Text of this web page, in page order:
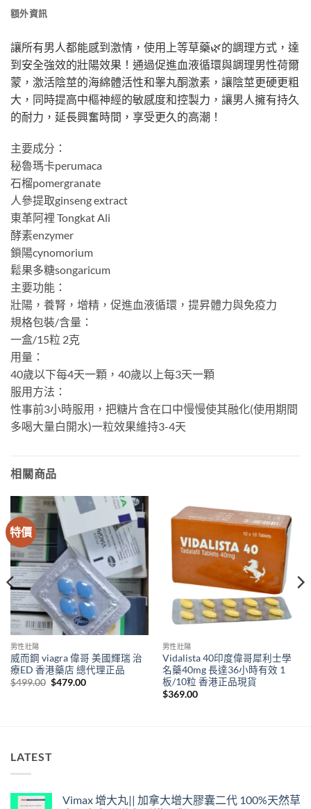
額外資訊
讓所有男人都能感到激情，使用上等草藥🌿的調理方式，達
到安全強效的壯陽效果！通過促進血液循環與調理男性荷爾
蒙，激活陰莖的海綿體活性和睾丸酮激素，讓陰莖更硬更粗
大，同時提高中樞神經的敏感度和控製力，讓男人擁有持久
的耐力，延長興奮時間，享受更久的高潮！
主要成分：
秘魯瑪卡perumaca
石榴pomergranate
人參提取ginseng extract
東革阿裡 Tongkat Ali
酵素enzymer
鎖陽cynomorium
鬆果多糖songaricum
主要功能：
壯陽，養腎，增精，促進血液循環，提昇體力與免疫力
規格包裝/含量：
一盒/15粒 2克
用量：
40歲以下每4天一顆，40歲以上每3天一顆
服用方法：
性事前3小時服用，把糖片含在口中慢慢使其融化(使用期間
多喝大量白開水)一粒效果維持3-4天
相關商品
特價
男性壯陽
威而鋼 viagra 偉哥 美國輝瑞 治
療ED 香港藥店 總代理正品
$499.00 Original
$479.00Current
男性壯陽
Vidalista 40印度偉哥犀利士學
名藥40mg 長達36小時有效 1
板/10粒 香港正品現貨
$369.00
LATEST
Vimax 增大丸|| 加拿大增大膠囊二代 100%天然草